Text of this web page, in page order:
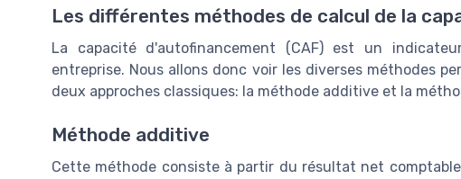
Les différentes méthodes de calcul de la
La capacité d'autofinancement (CAF) est un
entreprise. Nous allons donc voir les diverses méthodes
deux approches classiques: la méthode additive et la
Méthode additive
Cette méthode consiste à partir du résultat net